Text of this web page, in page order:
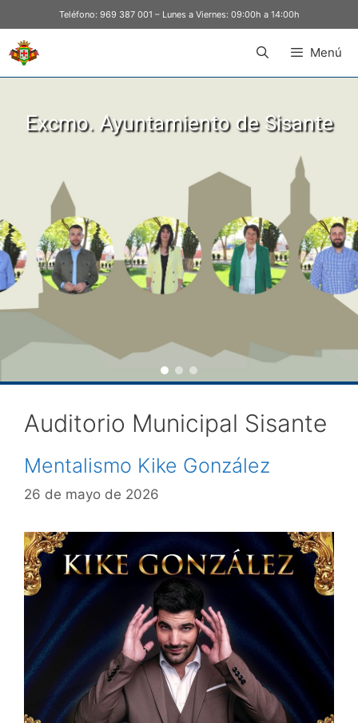
Teléfono: 969 387 001 – Lunes a Viernes: 09:00h a 14:00h
Menú
Excmo. Ayuntamiento de Sisante
Auditorio Municipal Sisante
Mentalismo Kike González
26 de mayo de 2026